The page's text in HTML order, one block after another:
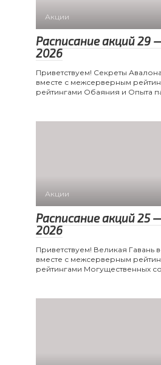
Акции
Расписание акций 29
2026
Приветствуем! Секреты
вместе с межсерверным
рейтингами Обаяния и Опыта
Акции
Расписание акций 25
2026
Приветствуем! Великая Гавань
вместе с межсерверным
рейтингами Могущественных